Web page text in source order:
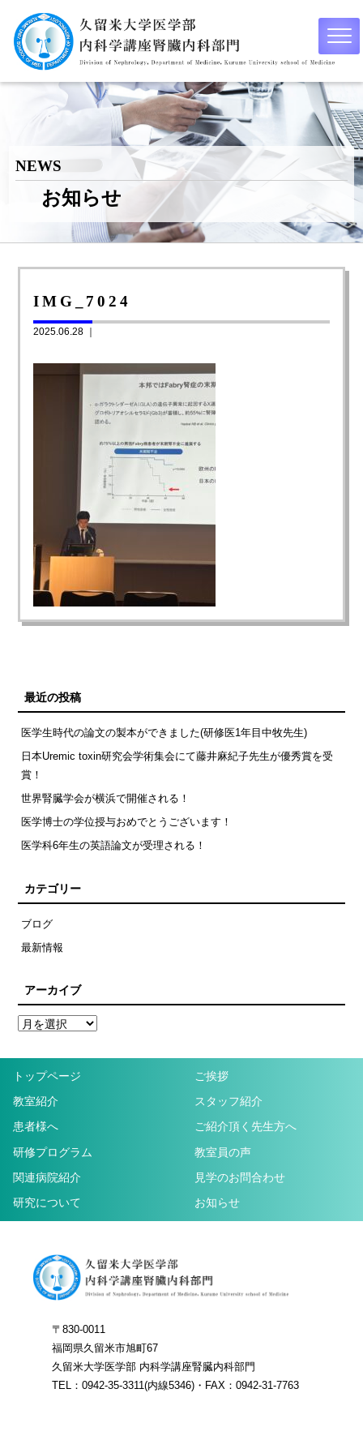
NEWS
お知らせ
IMG_7024
2025.06.28 ｜
最近の投稿
医学生時代の論文の製本ができました(研修医1年目中牧先生)
日本Uremic toxin研究会学術集会にて藤井麻紀子先生が優秀賞を受
賞！
世界腎臓学会が横浜で開催される！
医学博士の学位授与おめでとうございます！
医学科6年生の英語論文が受理される！
カテゴリー
ブログ
最新情報
アーカイブ
トップページ
ご挨拶
教室紹介
スタッフ紹介
患者様へ
ご紹介頂く先生方へ
研修プログラム
教室員の声
関連病院紹介
見学のお問合わせ
研究について
お知らせ
〒830-0011
福岡県久留米市旭町67
久留米大学医学部 内科学講座腎臓内科部門
TEL：0942-35-3311(内線5346)・FAX：0942-31-7763